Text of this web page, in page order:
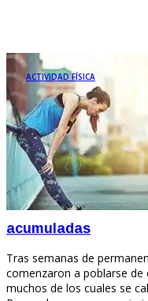
ACTIVIDAD FÍSICA
acumuladas
Tras semanas de
comenzaron a poblarse
muchos de los cuales se